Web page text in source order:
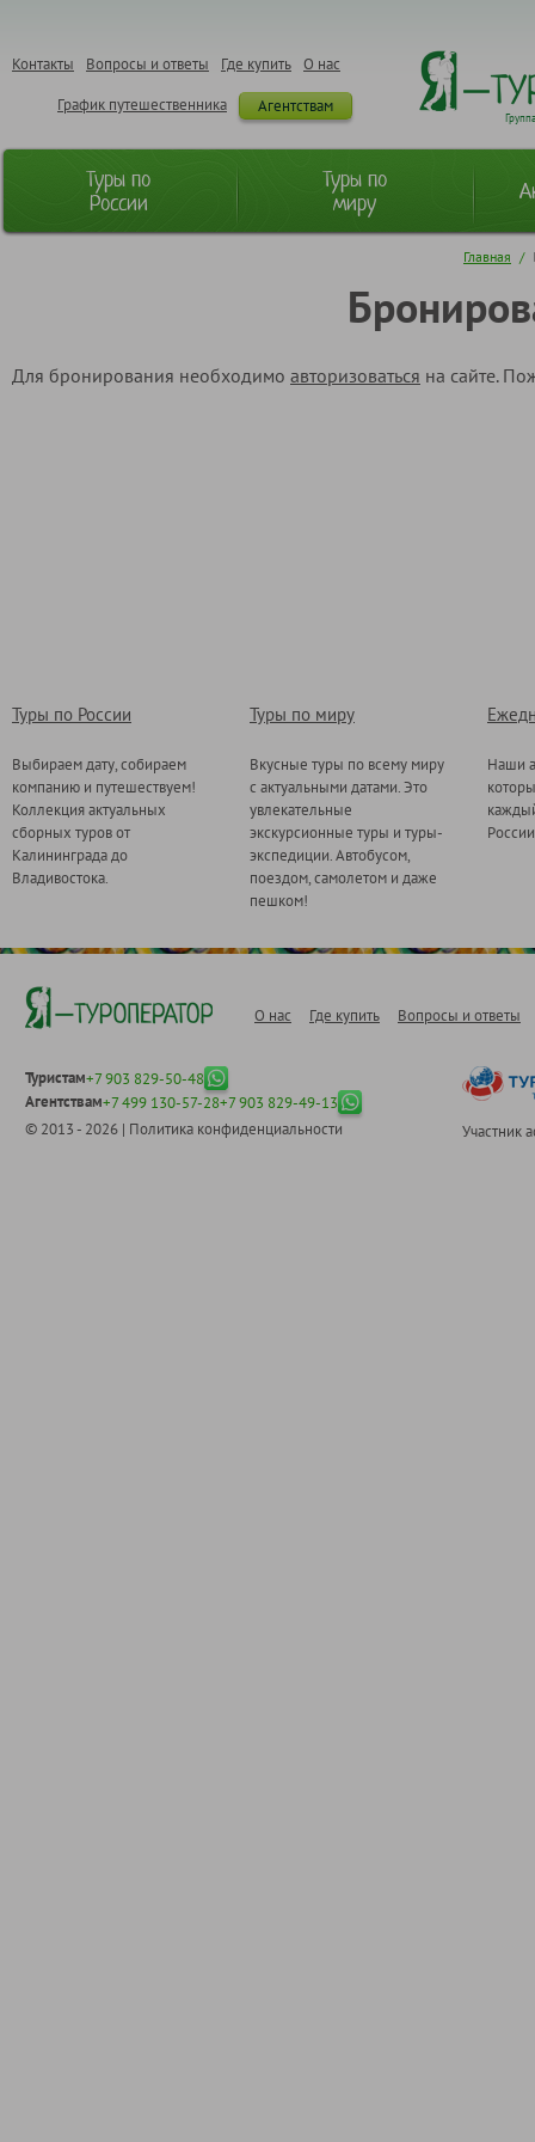
О нас
Где купить
Вопросы и ответы
Контакты
Агентствам
График путешественника
Туры по
России
Туры по
миру
Главная /
Для бронирования необходимо авторизоваться на сайте.
Туры по России
Выбираем дату, собираем
компанию и путешествуем!
Коллекция актуальных
сборных туров от
Калининграда до
Владивостока.
Туры по миру
Вкусные туры по всему миру
с актуальными датами. Это
увлекательные
экскурсионные туры и туры-
экспедиции. Автобусом,
поездом, самолетом и даже
пешком!
Наши
О нас Где купить Вопросы и ответы
Туристам+7 903 829-50-48
Агентствам+7 499 130-57-28+7 903 829-49-13
© 2013 - 2026 | Политика конфиденциальности Участник